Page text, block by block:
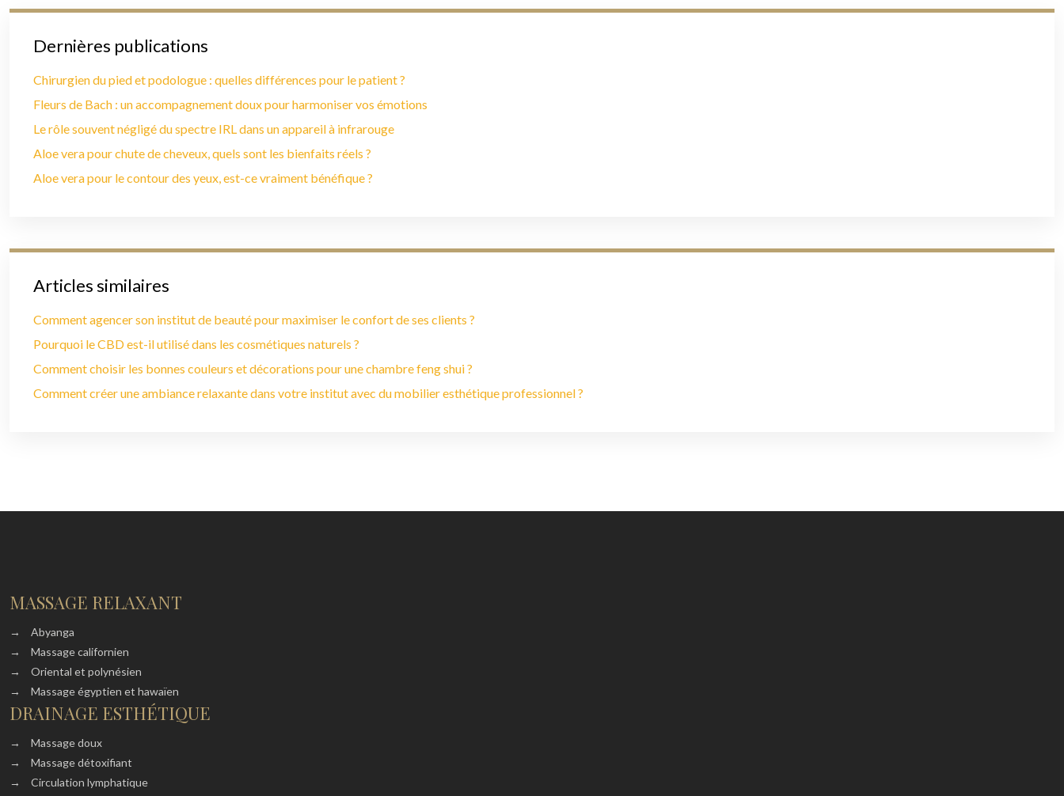
Dernières publications
Chirurgien du pied et podologue : quelles différences pour le patient ?
Fleurs de Bach : un accompagnement doux pour harmoniser vos émotions
Le rôle souvent négligé du spectre IRL dans un appareil à infrarouge
Aloe vera pour chute de cheveux, quels sont les bienfaits réels ?
Aloe vera pour le contour des yeux, est-ce vraiment bénéfique ?
Articles similaires
Comment agencer son institut de beauté pour maximiser le confort de ses clients ?
Pourquoi le CBD est-il utilisé dans les cosmétiques naturels ?
Comment choisir les bonnes couleurs et décorations pour une chambre feng shui ?
Comment créer une ambiance relaxante dans votre institut avec du mobilier esthétique professionnel ?
MASSAGE RELAXANT
→
Abyanga
→
Massage californien
→
Oriental et polynésien
→
Massage égyptien et hawaïen
DRAINAGE ESTHÉTIQUE
→
Massage doux
→
Massage détoxifiant
→
Circulation lymphatique